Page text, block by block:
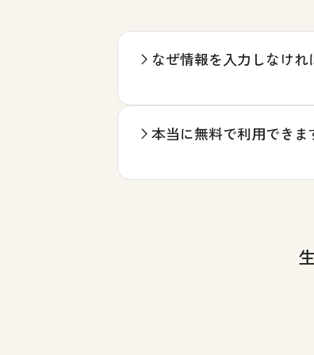
なぜ情報を入力しなけ
本当に無料で利用できま